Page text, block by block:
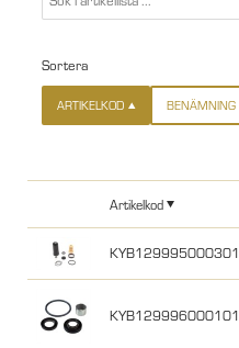
Sortera
ARTIKELKOD BENÄMNING
Artikelkod
KYB129995000301
KYB129996000101